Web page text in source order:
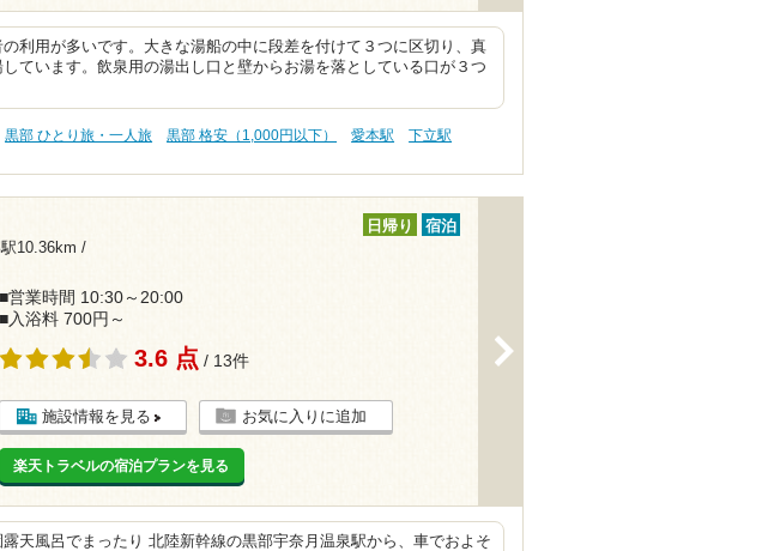
利用が多いです。大きな湯船の中に段差を付けて３つに区切り、真
ています。飲泉用の湯出し口と壁からお湯を落としている口が３つ
黒部 ひとり旅・一人旅 黒部 格安（1,000円以下） 愛本駅
下立駅
10.36km /
日帰り 宿泊
■営業時間 10:30～20:00
■入浴料 700円～
3.6 点 / 13件
施設情報を見る お気に入りに追加
楽天トラベルの宿泊プランを見る
天風呂でまったり 北陸新幹線の黒部宇奈月温泉駅から、車でおよそ